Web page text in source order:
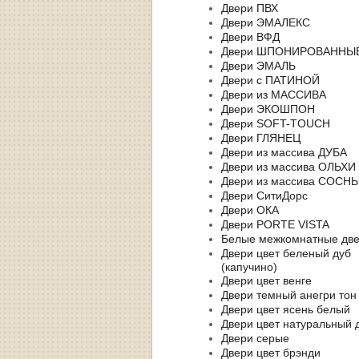
Двери ПВХ
Двери ЭМАЛЕКС
Двери ВФД
Двери
Двери ЭМАЛЬ
Двери с ПАТИНОЙ
Двери из МАССИВА
Двери ЭКОШПОН
Двери SOFT-TOUCH
Двери ГЛЯНЕЦ
Двери из массива ДУБА
Двери из массива ОЛЬХИ
Двери из массива
Двери СитиДорс
Двери ОКА
Двери PORTE VISTA
Белые межкомнатные
Двери цвет беленый дуб
(капучино)
Двери цвет венге
Двери темный анегри
Двери цвет ясень белый
Двери цвет натуральный
Двери серые
Двери цвет брэнди